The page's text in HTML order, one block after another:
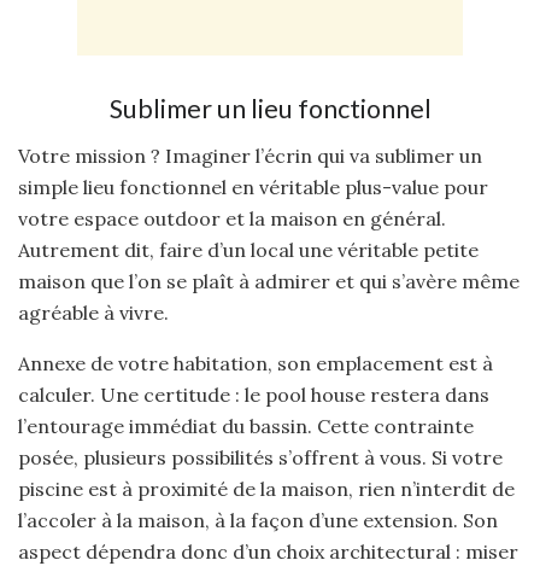
Sublimer un lieu fonctionnel
Votre mission ? Imaginer l’écrin qui va sublimer un
simple lieu fonctionnel en véritable plus-value pour
votre espace outdoor et la maison en général.
Autrement dit, faire d’un local une véritable petite
maison que l’on se plaît à admirer et qui s’avère même
agréable à vivre.
Annexe de votre habitation, son emplacement est à
calculer. Une certitude : le pool house restera dans
l’entourage immédiat du bassin. Cette contrainte
posée, plusieurs possibilités s’offrent à vous. Si votre
piscine est à proximité de la maison, rien n’interdit de
l’accoler à la maison, à la façon d’une extension. Son
aspect dépendra donc d’un choix architectural : miser